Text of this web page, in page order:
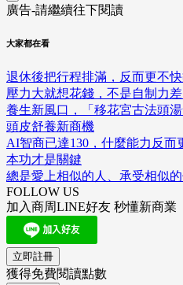
廣告-請繼續往下閱讀
大家都在看
退休後把行程排滿，反而更不
壓力大就想花錢，不是自制力
養生新風口，「移花宮古法頭
頭皮舒養新商機
AI智商已達130，什麼能力反而
本功才是關鍵
總是愛上相似的人、承受相似
FOLLOW US
加入商周LINE好友 秒懂新商業
立即註冊
獲得免費閱讀點數